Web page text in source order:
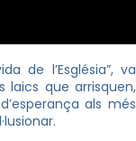
de l’Església”, va
laics que arrisquen,
als més